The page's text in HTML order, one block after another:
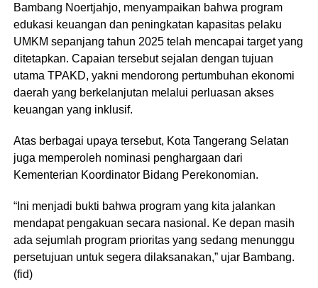
Bambang Noertjahjo, menyampaikan bahwa program
edukasi keuangan dan peningkatan kapasitas pelaku
UMKM sepanjang tahun 2025 telah mencapai target yang
ditetapkan. Capaian tersebut sejalan dengan tujuan
utama TPAKD, yakni mendorong pertumbuhan ekonomi
daerah yang berkelanjutan melalui perluasan akses
keuangan yang inklusif.
Atas berbagai upaya tersebut, Kota Tangerang Selatan
juga memperoleh nominasi penghargaan dari
Kementerian Koordinator Bidang Perekonomian.
“Ini menjadi bukti bahwa program yang kita jalankan
mendapat pengakuan secara nasional. Ke depan masih
ada sejumlah program prioritas yang sedang menunggu
persetujuan untuk segera dilaksanakan,” ujar Bambang.
(fid)